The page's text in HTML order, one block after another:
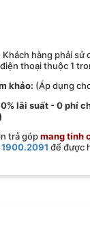
Khách hàng phải sử
thoại thuộc 1
khảo: (Áp dụng
lãi suất - 0 phí
trả gópmang tính
1900.2091 để được